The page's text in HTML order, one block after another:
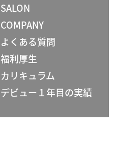
SALON
COMPANY
よくある質問
福利厚生
カリキュラム
デビュー１年目の実績